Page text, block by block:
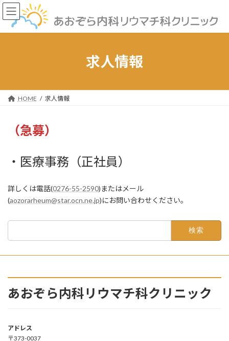
コ
ン
ン
ナ
ビ
ー
求人情報
HOME 求人情報
（急募）
・医療事務（正社員）
詳しくは電話(0276-55-2590)またはメール
(aozorarheum@star.ocn.ne.jp)にお問い合わせください。
あおぞら内科リウマチ科クリニック
アドレス
〒373-0037